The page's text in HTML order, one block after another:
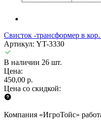
Свисток -трансформер в
Артикул: YT-3330
В наличии 26 шт.
Цена:
450,00 р.
Цена со скидкой:
Компания «ИгроТойс»